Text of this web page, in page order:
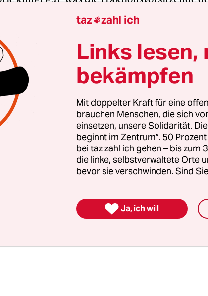
Grünen am Dienstag in Weimar sagt. „Im
wollten die Grünen den Weg in den
Katharina Dröge beim Auftakt der
Und: Bei den Grünen stehe das Soziale
sollte das eigentlich auch die Auswahl der
ihrer Klausur eingeladen hatte. Doch zwei
des Lausitzer Energiekonzerns
einen Strich durch die Rechnung. Kurz vor
am Montag der Betriebsratsvorsitzende
ihre Teilnahme ab. Hintergrund
auch im Osten um acht Jahre auf 2030
taz zahl ich
Links lesen,
bekämpfen
Mit doppelter Kraft für eine
brauchen Menschen, die sich
einsetzen, unsere Solidarität.
beginnt im Zentrum“. 50
bei taz zahl ich gehen – bis zum
die linke, selbstverwaltete Orte
bevor sie verschwinden. Sind
 Ja, ich will